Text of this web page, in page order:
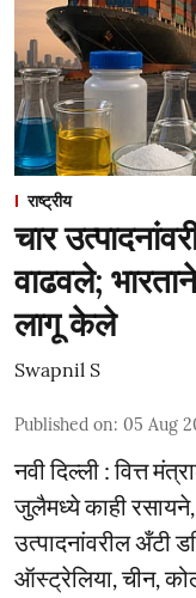
राष्ट्रीय
चार
वाढवले;
लागू केले
Swapnil S
Published on: 05 Aug
नवी दिल्ली : वित्त
जुलैमध्ये काही
उत्पादनांवरील अँटी
ऑस्ट्रेलिया, चीन,